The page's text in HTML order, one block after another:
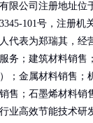
限公司注册地址位
101号，注册机
代表为郑瑞其，经
务；建筑材料销售
；金属材料销售；
售；石墨烯材料销
业高效节能技术研